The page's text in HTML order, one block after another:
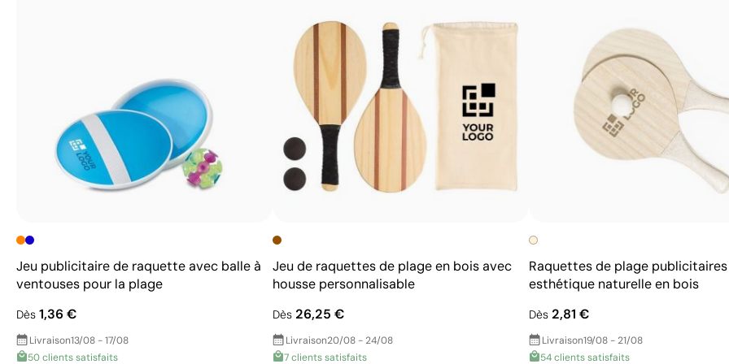
d’obtenir un résultat net, durable et adapté au logo que
Possibilité d’impression avec couleurs Pantone®
exactes
Techniques économiques pour quantités moyennes
Couleurs du logo intenses et bien définies
Résultats homogènes pour les grandes séries
Jeu publicitaire de raquette avec balle à
ventouses pour la plage
Dès 1,36 €
Livraison13/08 - 17/08
50 clients satisfaits
Jeu de raquettes de plage en bois avec
housse personnalisable
Dès26,25 €
Livraison20/08 - 24/08
7 clients satisfaits
Raquettes de plage publicitaires
esthétique naturelle en bois
Dès2,81 €
Livraison19/08 - 21/08
54 clients satisfaits